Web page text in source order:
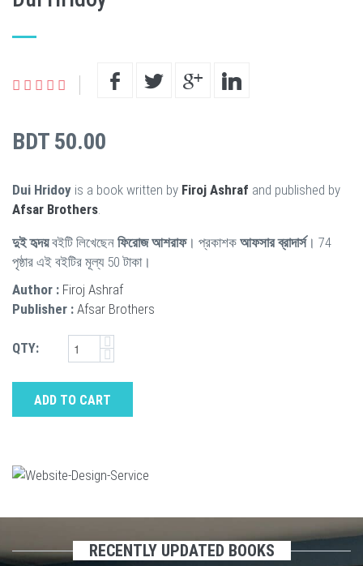
BDT 50.00
Dui Hridoy is a book written by Firoj Ashraf and published by
Afsar Brothers
দুই হৃদয়বইটি লিখেছেন ফিরোজ আশরাফ। প্রকাশক আফসার ব্রাদার্স। 74
পৃষ্ঠার এই বইটির মূল্য 50 টাকা।
Author : Firoj Ashraf
Publisher : Afsar Brothers
QTY:
ADD TO CART
RECENTLY UPDATED BOOKS